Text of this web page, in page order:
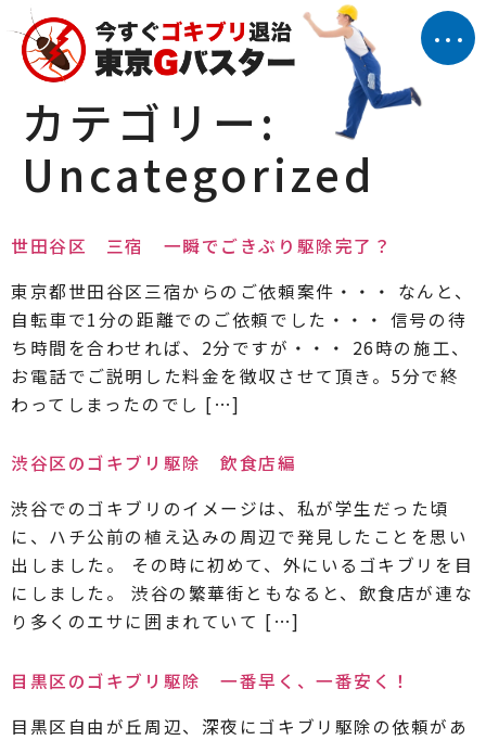
カテゴリー:
Uncategorized
世田谷区 三宿 一瞬でごきぶり駆除完了？
東京都世田谷区三宿からのご依頼案件・・・ なんと、
自転車で1分の距離でのご依頼でした・・・ 信号の待
ち時間を合わせれば、2分ですが・・・ 26時の施工、
お電話でご説明した料金を徴収させて頂き。5分で終
わってしまったのでし […]
渋谷区のゴキブリ駆除 飲食店編
渋谷でのゴキブリのイメージは、私が学生だった頃
に、ハチ公前の植え込みの周辺で発見したことを思い
出しました。 その時に初めて、外にいるゴキブリを目
にしました。 渋谷の繁華街ともなると、飲食店が連な
り多くのエサに囲まれていて […]
目黒区のゴキブリ駆除 一番早く、一番安く！
目黒区自由が丘周辺、深夜にゴキブリ駆除の依頼があ